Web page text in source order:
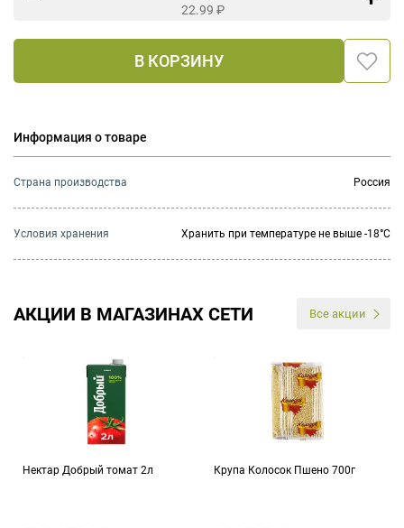
22.99 ₽
В КОРЗИНУ
Информация о товаре
Страна производства Россия
Условия хранения Хранить при температуре не выше -18°C
АКЦИИ В МАГАЗИНАХ СЕТИ Все акции
Нектар Добрый томат 2л Крупа Колосок Пшено 700г